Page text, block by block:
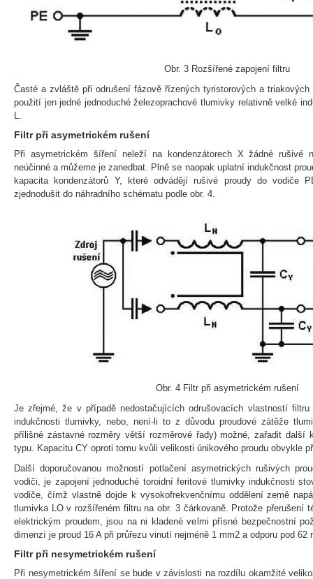
Obr. 3 Rozšířené zapojení filtru
Časté a zvláště při odrušení fázově řízených tyristorových a
použití jen jedné jednoduché železoprachové tlumivky relativně velké
Filtr při asymetrickém rušení
Při asymetrickém šíření neleží na kondenzátorech X žádné rušivé
neúčinné a můžeme je zanedbat. Plně se naopak uplatní indukčnost
kapacita kondenzátorů Y, které odvádějí rušivé proudy do
zjednodušit do náhradního schématu podle obr. 4.
Obr. 4 Filtr při asymetrickém rušení
Je zřejmé, že v případě nedostačujících odrušovacích vlastností
indukčnosti tlumivky, nebo, není-li to z důvodu proudové zátěže
přílišné zástavné rozměry větší rozměrové řady) možné, zařadit další
typu. Kapacitu CY oproti tomu kvůli velikosti únikového proudu obvykle
Další doporučovanou možností potlačení asymetrických rušivých
vodiči, je zapojení jednoduché toroidní feritové tlumivky indukčnosti
vodiče, čímž vlastně dojde k vysokofrekvenčnímu oddělení země
tlumivka LO v rozšířeném filtru na obr. 3 čárkovaně. Protože přerušení
elektrickým proudem, jsou na ni kladené velmi přísné bezpečnostní
dimenzí je proud 16 A při průřezu vinutí nejméně 1 mm2 a odporu pod 62
Filtr při nesymetrickém rušení
Při nesymetrickém šíření se bude v závislosti na rozdílu okamžité